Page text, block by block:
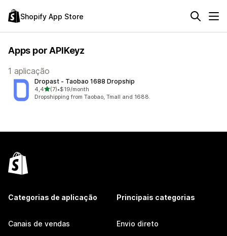
Shopify App Store
Apps por APIKeyz
1 aplicação
Dropast ‑ Taobao 1688 Dropship
4,4de 5 estrelas
(7)
7 total de avaliações
•$19/month
Dropshipping from Taobao, Tmall and 1688.
Categorias de aplicação
Canais de vendas
Principais categorias
Envio direto